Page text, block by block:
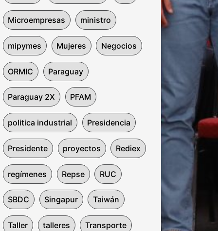
Microempresas ministro
mipymes Mujeres Negocios
ORMIC Paraguay
Paraguay 2X PFAM
politica industrial Presidencia
Presidente proyectos Rediex
regímenes Repse RUC
SBDC Singapur Taiwán
Taller talleres Transporte